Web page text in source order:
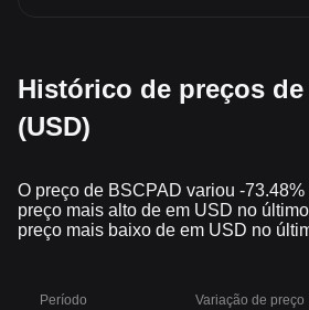
Histórico de preços de
(USD)
O preço de BSCPAD variou -
preço mais alto de em USD no
preço mais baixo de em USD no
Período
Variação de preço